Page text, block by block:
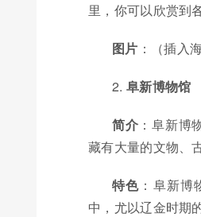
里，你可以欣赏到
图片 ：（插入
2. 阜新博物馆
简介 ：阜新博
藏有大量的文物、
特色 ：阜新
中，尤以辽金时期